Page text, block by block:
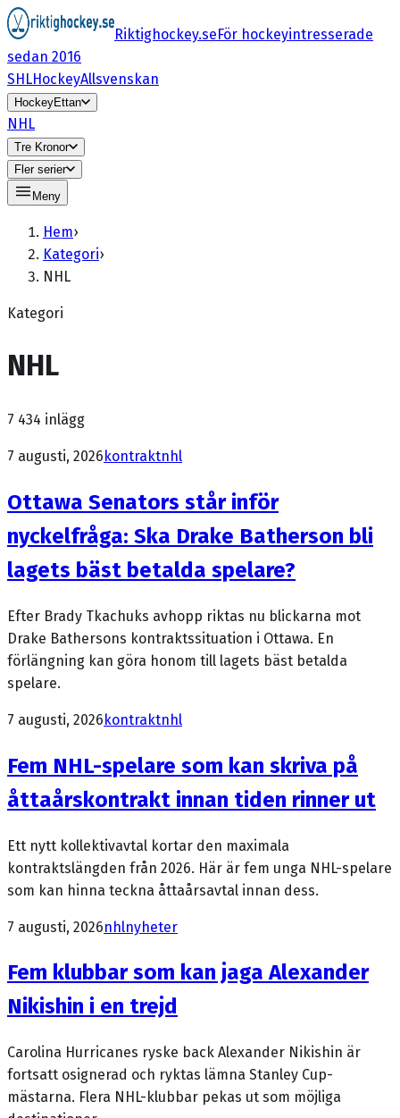
Riktighockey.seFör hockeyintresserade
sedan 2016
SHLHockeyAllsvenskan
HockeyEttan
NHL
Tre Kronor
Fler serier
Meny
Hem›
Kategori›
NHL
Kategori
NHL
7 434 inlägg
7 augusti, 2026kontraktnhl
Ottawa Senators står inför
nyckelfråga: Ska Drake Batherson bli
lagets bäst betalda spelare?
Efter Brady Tkachuks avhopp riktas nu blickarna mot
Drake Bathersons kontraktssituation i Ottawa. En
förlängning kan göra honom till lagets bäst betalda
spelare.
7 augusti, 2026kontraktnhl
Fem NHL-spelare som kan skriva på
åttaårskontrakt innan tiden rinner ut
Ett nytt kollektivavtal kortar den maximala
kontraktslängden från 2026. Här är fem unga NHL-spelare
som kan hinna teckna åttaårsavtal innan dess.
7 augusti, 2026nhlnyheter
Fem klubbar som kan jaga Alexander
Nikishin i en trejd
Carolina Hurricanes ryske back Alexander Nikishin är
fortsatt osignerad och ryktas lämna Stanley Cup-
mästarna. Flera NHL-klubbar pekas ut som möjliga